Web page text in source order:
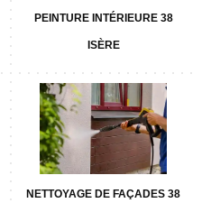
PEINTURE INTÉRIEURE 38
ISÈRE
NETTOYAGE DE FAÇADES 38